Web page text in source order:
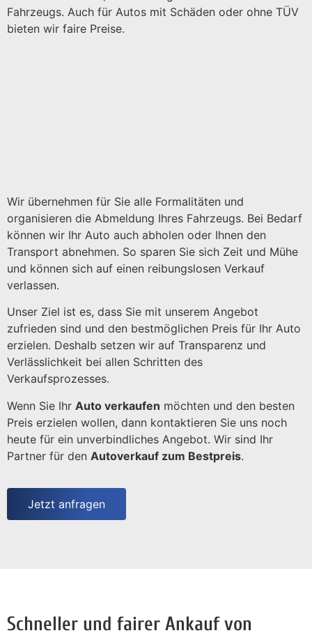
Fahrzeugs. Auch für Autos mit Schäden oder ohne TÜV
bieten wir faire Preise.
Wir übernehmen für Sie alle Formalitäten und
organisieren die Abmeldung Ihres Fahrzeugs. Bei Bedarf
können wir Ihr Auto auch abholen oder Ihnen den
Transport abnehmen. So sparen Sie sich Zeit und Mühe
und können sich auf einen reibungslosen Verkauf
verlassen.
Unser Ziel ist es, dass Sie mit unserem Angebot
zufrieden sind und den bestmöglichen Preis für Ihr Auto
erzielen. Deshalb setzen wir auf Transparenz und
Verlässlichkeit bei allen Schritten des
Verkaufsprozesses.
Wenn Sie Ihr Auto verkaufen möchten und den besten
Preis erzielen wollen, dann kontaktieren Sie uns noch
heute für ein unverbindliches Angebot. Wir sind Ihr
Partner für den Autoverkauf zum Bestpreis.
Jetzt anfragen
Schneller und fairer Ankauf von